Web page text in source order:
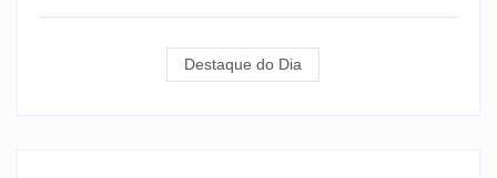
Destaque do Dia